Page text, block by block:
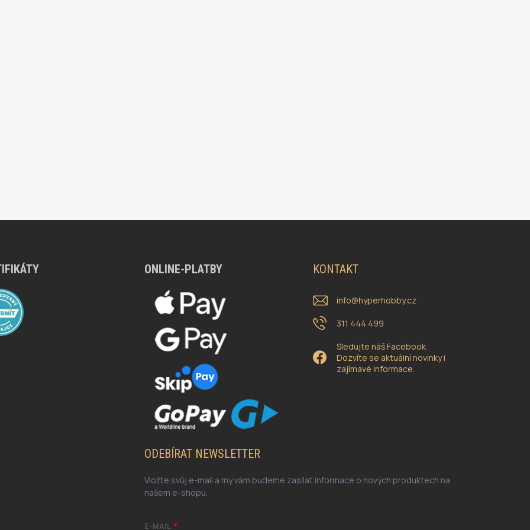
ONLINE-PLATBY KONTAKT
info@hyperhobby.cz
311 444 499
Sledujte náš Facebook.
Dozvíte se aktuální novinky i
zajímavé informace.
ODEBÍRAT NEWSLETTER
Vložte svůj e-mail a my vám budeme zasílat informace o nových produktech na
našem e-shopu.
E-MAIL